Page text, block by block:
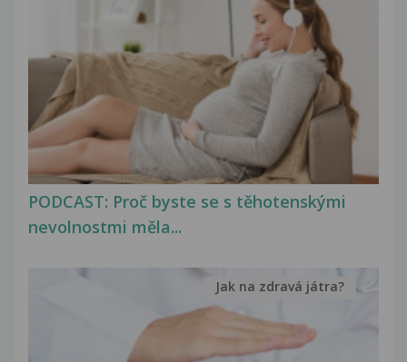
PODCAST: Proč byste se s těhotenskými
nevolnostmi měla...
Jak na zdravá játra?